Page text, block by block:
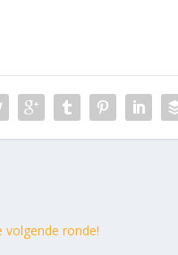
volgende ronde!